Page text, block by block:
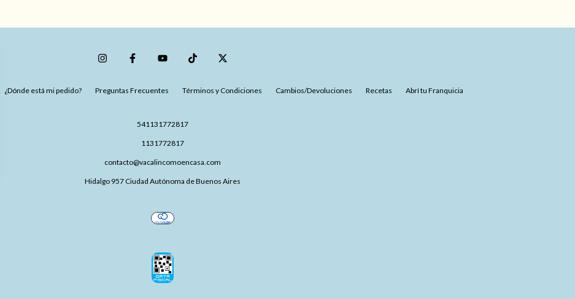
¿Dónde está mi pedido? Preguntas Frecuentes Términos y Condiciones Cambios/Devoluciones Recetas Abrí tu Franquicia
541131772817
1131772817
contacto@vacalincomoencasa.com
Hidalgo 957 Ciudad Autónoma de Buenos Aires